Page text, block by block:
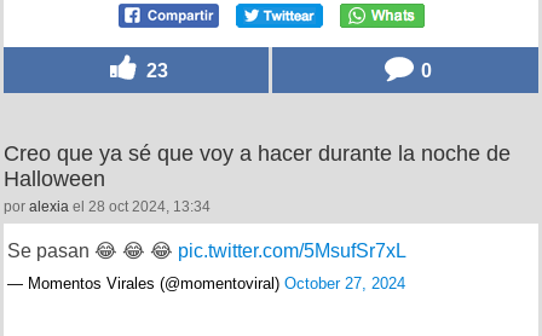
23 0
Creo que ya sé que voy a hacer durante la noche de
Halloween
por alexia el 28 oct 2024, 13:34
Se pasan 😂 😂 😂 pic.twitter.com/5MsufSr7xL
— Momentos Virales (@momentoviral) October 27, 2024